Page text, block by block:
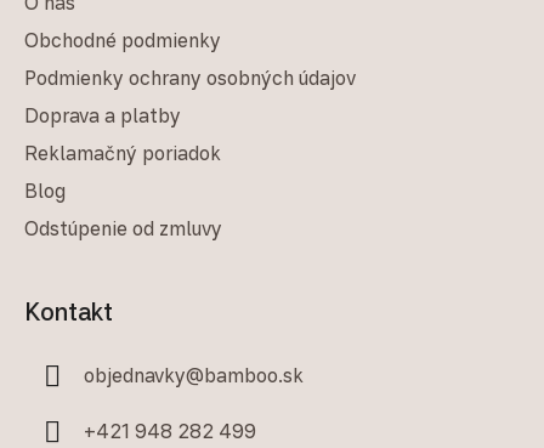
Obchodné podmienky
Podmienky ochrany osobných údajov
Doprava a platby
Reklamačný poriadok
Blog
Odstúpenie od zmluvy
Kontakt
objednavky@bamboo.sk
+421 948 282 499